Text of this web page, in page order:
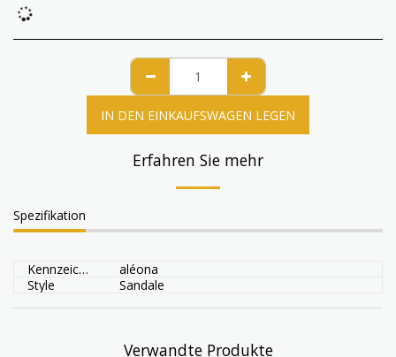
IN DEN EINKAUFSWAGEN LEGEN
Erfahren Sie mehr
Spezifikation
Kennzeichen
aléona
Style
Sandale
Verwandte Produkte